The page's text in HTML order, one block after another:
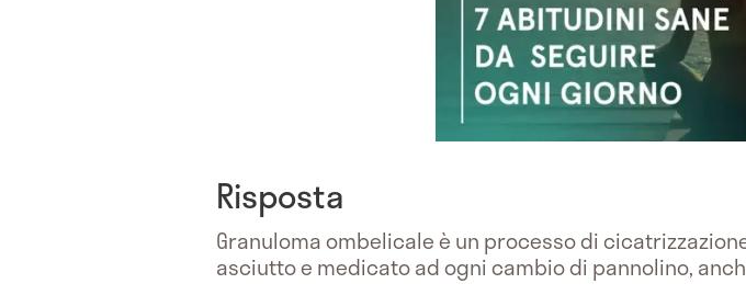
Risposta
Granuloma ombelicale è un processo di
asciutto e medicato ad ogni cambio di pannolino,